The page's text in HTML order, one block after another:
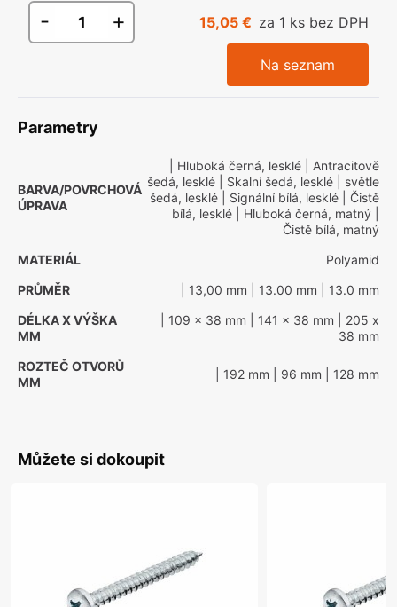
- + 15,05 € za 1 ks bez DPH
Na seznam
Parametry
BARVA/POVRCHOVÁ
ÚPRAVA
| Hluboká černá, lesklé | Antracitově
šedá, lesklé | Skalní šedá, lesklé | světle
šedá, lesklé | Signální bílá, lesklé | Čistě
bílá, lesklé | Hluboká černá, matný
Čistě bílá, matný
MATERIÁL
Polyamid
PRŮMĚR
| 13,00 mm | 13.00 mm | 13.0 mm
DÉLKA X VÝŠKA
MM
| 109 x 38 mm | 141 x 38 mm | 205 x
38 mm
ROZTEČ OTVORŮ
MM
| 192 mm | 96 mm | 128 mm
Můžete si dokoupit